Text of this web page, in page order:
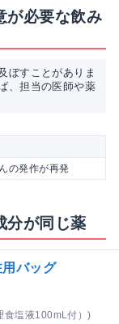
が必要な飲み
ぼすことがありま
、担当の医師や薬
の発作が再発
分が同じ薬
用バッグ
食塩液100mL付）)